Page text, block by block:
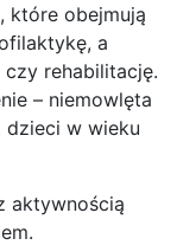
które obejmują
a
rehabilitację.
– niemowlęta
dzieci w wieku
aktywnością